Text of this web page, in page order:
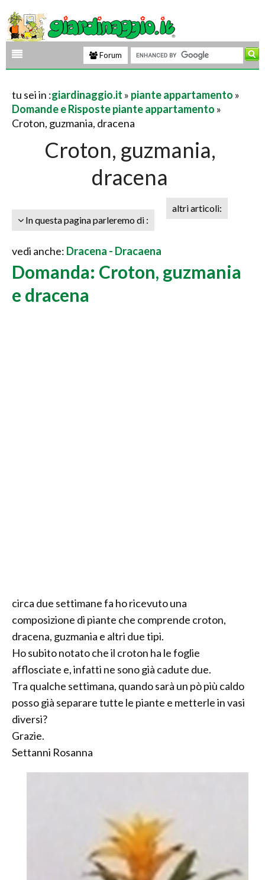
Forum
tu sei in :giardinaggio.it » piante appartamento »
Domande e Risposte piante appartamento »
Croton, guzmania, dracena
Croton, guzmania,
dracena
In questa pagina parleremo di :
altri articoli:
vedi anche: Dracena - Dracaena
Domanda: Croton, guzmania
e dracena
circa due settimane fa ho ricevuto una
composizione di piante che comprende croton,
dracena, guzmania e altri due tipi.
Ho subito notato che il croton ha le foglie
afflosciate e, infatti ne sono già cadute due.
Tra qualche settimana, quando sarà un pò più caldo
posso già separare tutte le piante e metterle in vasi
diversi?
Grazie.
Settanni Rosanna